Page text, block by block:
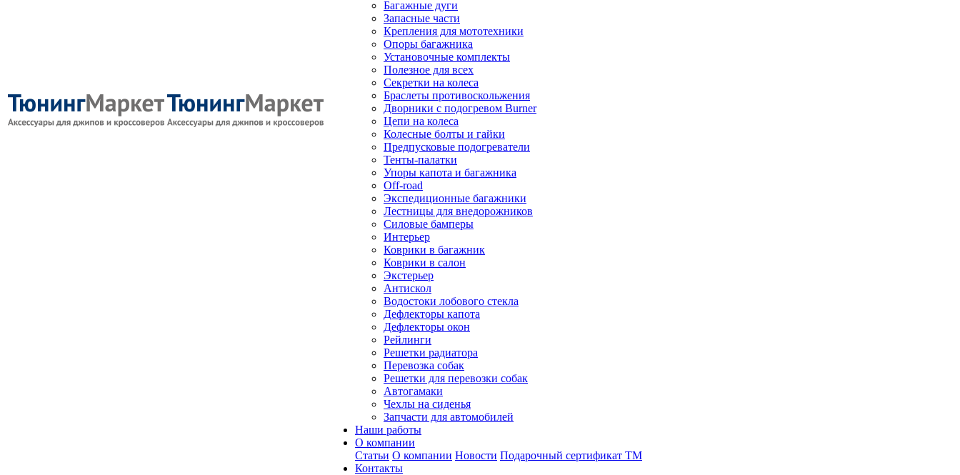
Багажные дуги
Запасные части
Крепления для мототехники
Опоры багажника
Установочные комплекты
Полезное для всех
Секретки на колеса
Браслеты противоскольжения
Дворники с подогревом Burner
Цепи на колеса
Колесные болты и гайки
Предпусковые подогреватели
Тенты-палатки
Упоры капота и багажника
Off-road
Экспедиционные багажники
Лестницы для внедорожников
Силовые бамперы
Интерьер
Коврики в багажник
Коврики в салон
Экстерьер
Антискол
Водостоки лобового стекла
Дефлекторы капота
Дефлекторы окон
Рейлинги
Решетки радиатора
Перевозка собак
Решетки для перевозки собак
Автогамаки
Чехлы на сиденья
Запчасти для автомобилей
Наши работы
О компании
Статьи О компании Новости Подарочный сертификат ТМ
Контакты